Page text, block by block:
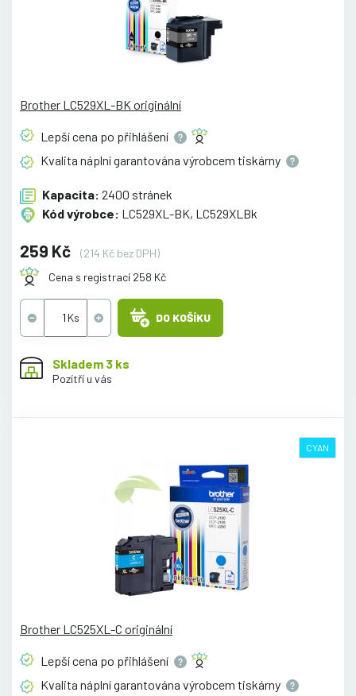
Brother LC529XL-BK originální
Lepší cena po přihlášení
Kvalita náplní garantována výrobcem tiskárny
Kapacita: 2400 stránek
Kód výrobce: LC529XL-BK, LC529XLBk
259 Kč
(214 Kč bez DPH)
Cena s registrací 258 Kč
DO KOŠÍKU
Skladem 3 ks
Pozítří u vás
CYAN
Brother LC525XL-C originální
Lepší cena po přihlášení
Kvalita náplní garantována výrobcem tiskárny